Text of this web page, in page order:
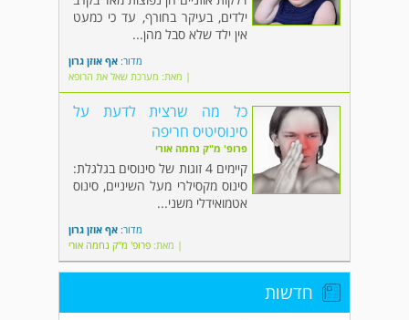
ילדים, בעיקר בחורף, עד כי כמעט
אין ילד שלא סבל מהן...
מדור:אף אוזן גרון
| מאת: מערכת שאל את הרופא
כל מה שרצית לדעת על
סינוסיטיס חריפה
פרופ' מ"ק נחמה אורי
קיימים 4 זוגות של סינוסים בגלגלת:
סינוס מקסילרי מעל השיניים, סינוס
אטמואידלי משני...
מדור:אף אוזן גרון
| מאת:פרופ' מ"ק נחמה אורי
חדשות